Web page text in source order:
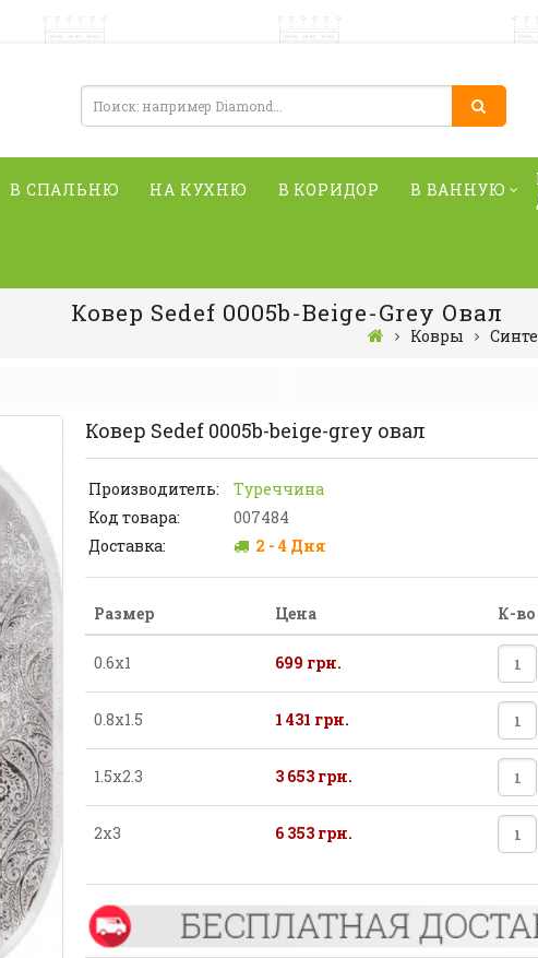
В СПАЛЬНЮ НА КУХНЮ В КОРИДОР В ВАННУЮ
Ковер Sedef 0005b-Beige-Grey Овал
Ковры
Ковер Sedef 0005b-beige-grey овал
Производитель:
Туреччина
Код товара:
007484
Доставка:
2 - 4 Дня
Размер Цена К-во
0.6х1 699 грн.
0.8х1.5 1 431 грн.
1.5х2.3 3 653 грн.
2х3 6 353 грн.